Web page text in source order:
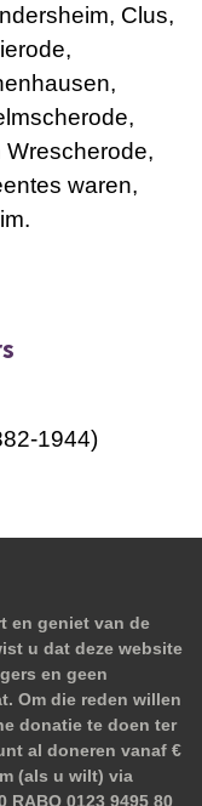
Clus,
waren,
1944)
en geniet van de
u dat deze website
en geen
Om die reden willen
donatie te doen ter
al doneren vanaf €
(als u wilt) via
0123 9495 80